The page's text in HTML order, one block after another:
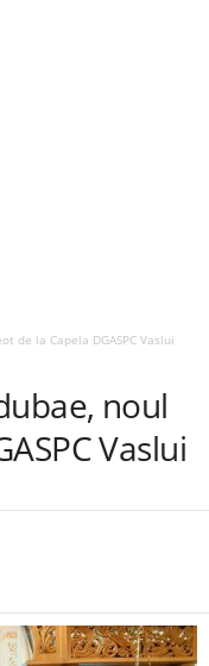
de la Capela DGASPC Vaslui
noul
Vaslui